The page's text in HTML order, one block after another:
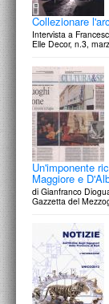
Collezionare
Intervista a
Elle Decor, n.3,
Un'imponente
Maggiore e
di Gianfranco
Gazzetta del